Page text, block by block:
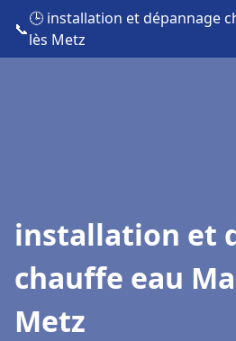
📞
🕒 installation et dépannage
lès Metz
installation et
chauffe eau
Metz